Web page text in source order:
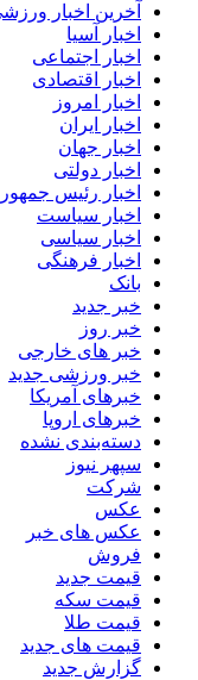
آخرین اخبار
اخبار آسیا
اخبار اجتماعی
اخبار اقتصادی
اخبار امروز
اخبار ایران
اخبار جهان
اخبار دولتی
اخبار رئیس جمهور
اخبار سیاست
اخبار سیاسی
اخبار فرهنگی
بانک
خبر جدید
خبر روز
خبر های خارجی
خبر ورزشی جدید
خبرهای آمریکا
خبرهای اروپا
دسته‌بندی نشده
سپهر نیوز
شرکت
عکس
عکس های خبر
فروش
قیمت جدید
قیمت سکه
قیمت طلا
قیمت های جدید
گزارش جدید